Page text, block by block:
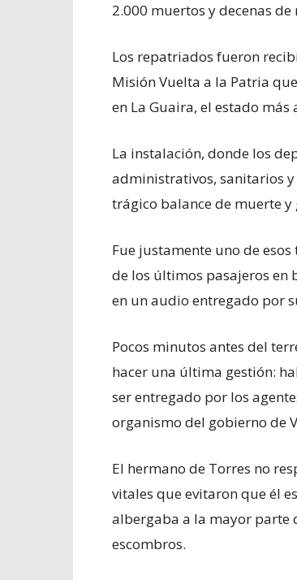
2.000 muertos y decenas
Los repatriados fueron
Misión Vuelta a la Patria
en La Guaira, el estado
La instalación, donde los
administrativos, sanitarios
trágico balance de muerte
Fue justamente uno de
de los últimos pasajeros en
en un audio entregado por
Pocos minutos antes del
hacer una última gestión:
ser entregado por los
organismo del gobierno de
El hermano de Torres no
vitales que evitaron que él
albergaba a la mayor parte
escombros.